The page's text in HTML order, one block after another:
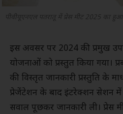
पीवीयूएनएल पतरातू में प्रेस मीट 2025 का
इस अवसर पर 2024 की प्रमुख
योजनाओं को प्रस्तुत किया गया।
की विस्तृत जानकारी प्रस्तुति के
प्रेजेंटेशन के बाद इंटरेक्शन सेशन में
सवाल पूछकर जानकारी ली। प्रेस